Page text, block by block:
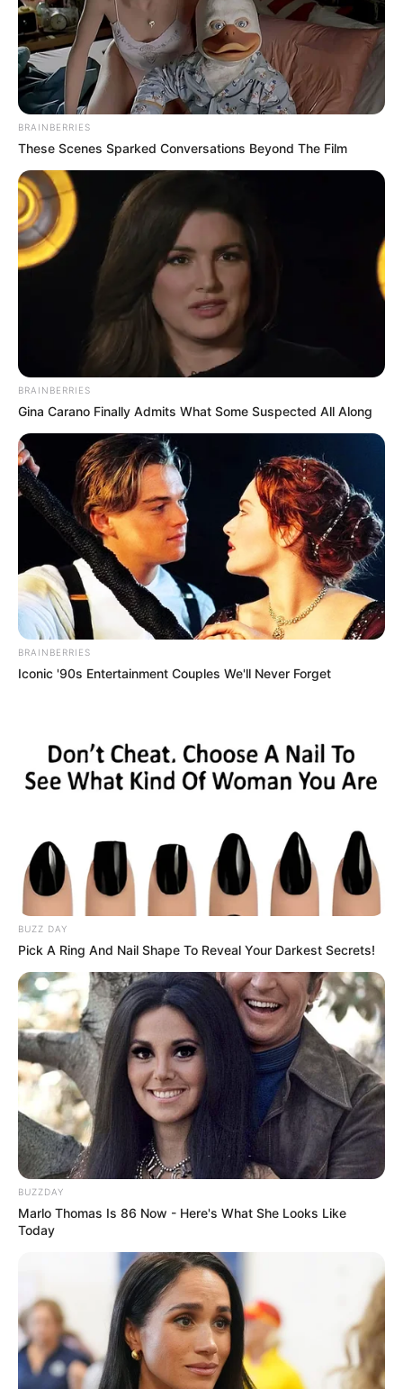
BRAINBERRIES
These Scenes Sparked Conversations Beyond The Film
BRAINBERRIES
Gina Carano Finally Admits What Some Suspected All Along
BRAINBERRIES
Iconic '90s Entertainment Couples We'll Never Forget
BUZZ DAY
Pick A Ring And Nail Shape To Reveal Your Darkest Secrets!
BUZZDAY
Marlo Thomas Is 86 Now - Here's What She Looks Like
Today